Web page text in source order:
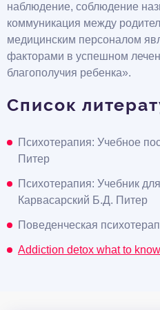
наблюдение, соблюдение
коммуникация между
медицинским персоналом
факторами в успешном
благополучия ребенка».
Список
Психотерапия: Учебное
Питер
Психотерапия: Учебник
Карвасарский Б.Д. Питер
Поведенческая
Addiction detox what to know